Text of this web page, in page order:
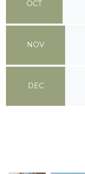
OCT
NOV
DEC